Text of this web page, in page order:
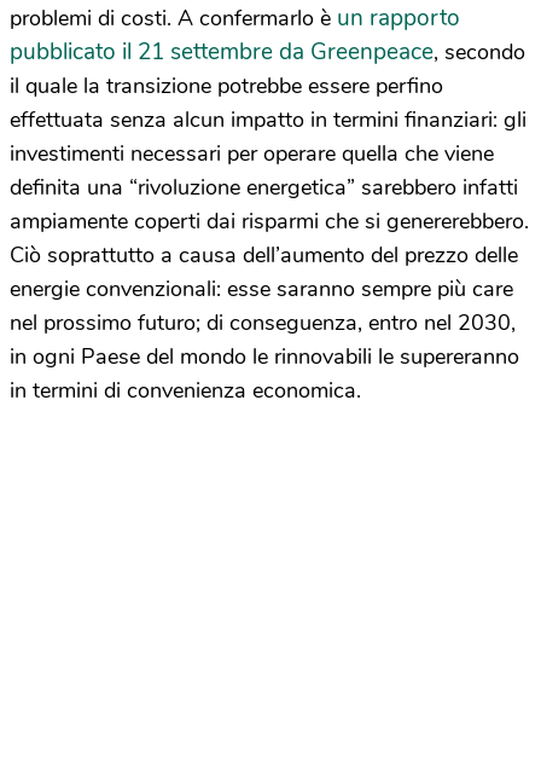
problemi di costi. A confermarlo è un rapporto
pubblicato il 21 settembre da Greenpeace, secondo
il quale la transizione potrebbe essere perfino
effettuata senza alcun impatto in termini finanziari: gli
investimenti necessari per operare quella che viene
definita una “rivoluzione energetica” sarebbero infatti
ampiamente coperti dai risparmi che si genererebbero.
Ciò soprattutto a causa dell’aumento del prezzo delle
energie convenzionali: esse saranno sempre più care
nel prossimo futuro; di conseguenza, entro nel 2030,
in ogni Paese del mondo le rinnovabili le supereranno
in termini di convenienza economica.